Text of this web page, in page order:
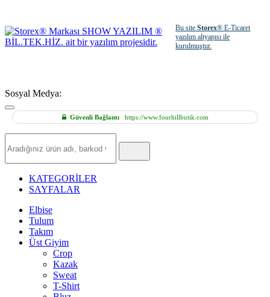
Bu siteStorex® E-Ticaret
yazılım altyapısı ile
kurulmuştur.
Sosyal Medya:
Güvenli Bağlantıhttps://www.fourhillbutik.com
Ürün
KATEGORİLER
SAYFALAR
Elbise
Tulum
Takım
Üst Giyim
Crop
Kazak
Sweat
T-Shirt